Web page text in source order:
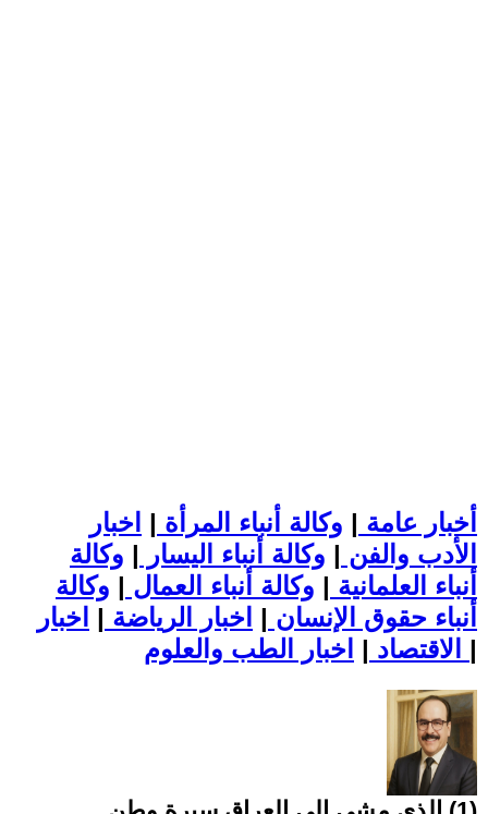
أخبار عامة | وكالة أنباء المرأة | اخبار
الأدب والفن | وكالة أنباء اليسار | وكالة
أنباء العلمانية | وكالة أنباء العمال | وكالة
أنباء حقوق الإنسان | اخبار الرياضة | اخبار
الاقتصاد | |